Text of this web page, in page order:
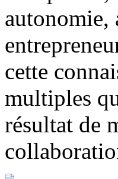
autonomie,
cette
multiples
résultat de